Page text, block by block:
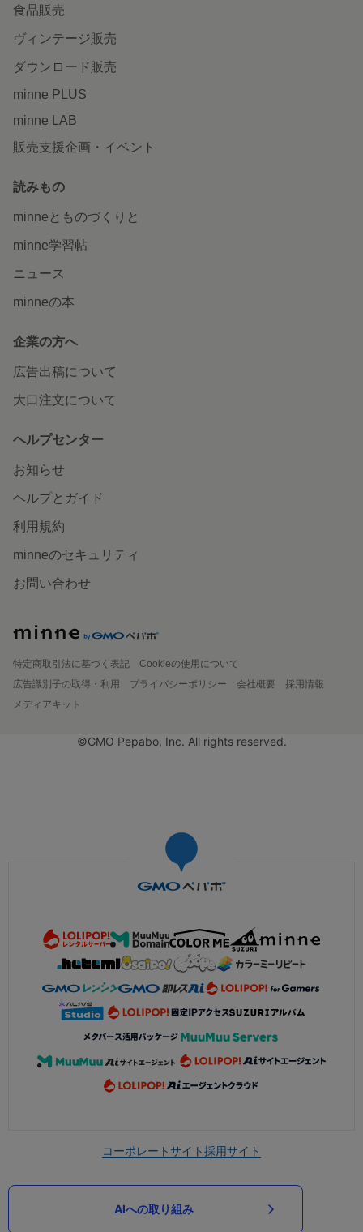
食品販売
ヴィンテージ販売
ダウンロード販売
minne PLUS
minne LAB
販売支援企画・イベント
読みもの
minneとものづくりと
minne学習帖
ニュース
minneの本
企業の方へ
広告出稿について
大口注文について
ヘルプセンター
お知らせ
ヘルプとガイド
利用規約
minneのセキュリティ
お問い合わせ
特定商取引法に基づく表記
Cookieの使用について
広告識別子の取得・利用
プライバシーポリシー 会社概要
採用情報
メディアキット
©GMO Pepabo, Inc. All rights reserved.
コーポレートサイト採用サイト
AIへの取り組み